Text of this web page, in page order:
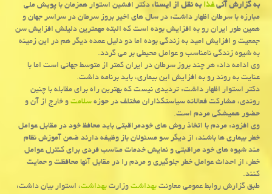
به گزارش آنیغذابه نقل از ایسنا،دكتر افشین استوار همزمان با پویش ملی
مبارزه با سرطان اظهار داشت: در سال های اخیر بروز سرطان در سراسر جهان و
همین طور ایران رو به افزایش بوده است كه البته مهمترین دلیلش افزایش سن
جمعیت و افزایش امید به زندگی بوده اما دو دلیل عمده دیگر هم در این زمینه
به شیوه زندگی نامناسب و عوامل محیطی بر می گردد.
وی ادامه داد: هر چند بروز سرطان در ایران كمتر از متوسط جهانی است اما با
عنایت به روند رو به افزایش این بیماری، باید برنامه داشت.
دكتر استوار اظهار داشت: تردیدی نیست كه بهترین راه برای مقابله با چنین
روندی، مشاركت فعالانه سیاستگذاران مختلف در حوزهسلامتو خارج از آن و
حضور همیشگی مردم است.
وی افزود: مردم با اتخاذ روش های خودمراقبتی باید محافظ خود در مقابل عوامل
خطر بیماری ها باشند، از دیگر سو مسئولان باز وظیفه دارند ضمن آموزش نظام
مند شیوه های خود مراقبتی و نمایش خدمات مناسب فردی برای كنترل عوامل
خطر، از احداث عوامل خطر جلوگیری و مردم را در مقابل آنها محافظت و حمایت
كنند.
طبق گزارش روابط عمومی معاونتبهداشتوزارتبهداشت، استوار بیان داشت: